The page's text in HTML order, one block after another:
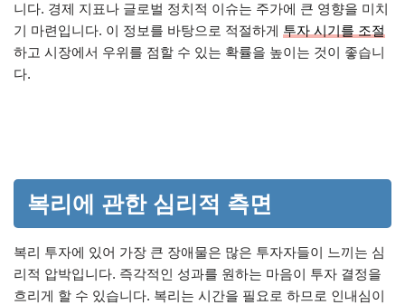
니다. 경제 지표나 글로벌 정치적 이슈는 주가에 큰 영향을 미치
기 마련입니다. 이 정보를 바탕으로 적절하게 투자 시기를 조절
하고 시장에서 우위를 점할 수 있는 확률을 높이는 것이 좋습니
다.
복리에 관한 심리적 측면
복리 투자에 있어 가장 큰 장애물은 많은 투자자들이 느끼는 심
리적 압박입니다. 즉각적인 성과를 원하는 마음이 투자 결정을
흐리게 할 수 있습니다. 복리는 시간을 필요로 하므로 인내심이